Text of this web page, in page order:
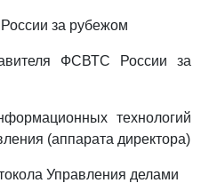
за рубежом
ФСВТС России за
технологий
(аппарата директора)
Управления делами